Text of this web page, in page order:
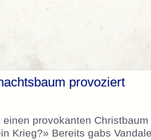
provoziert
provokanten
Krieg?» Bereits gabs